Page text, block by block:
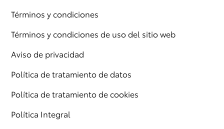
Términos y condiciones
Términos y condiciones de uso del sitio web
Aviso de privacidad
Política de tratamiento de datos
Política de tratamiento de cookies
Política Integral